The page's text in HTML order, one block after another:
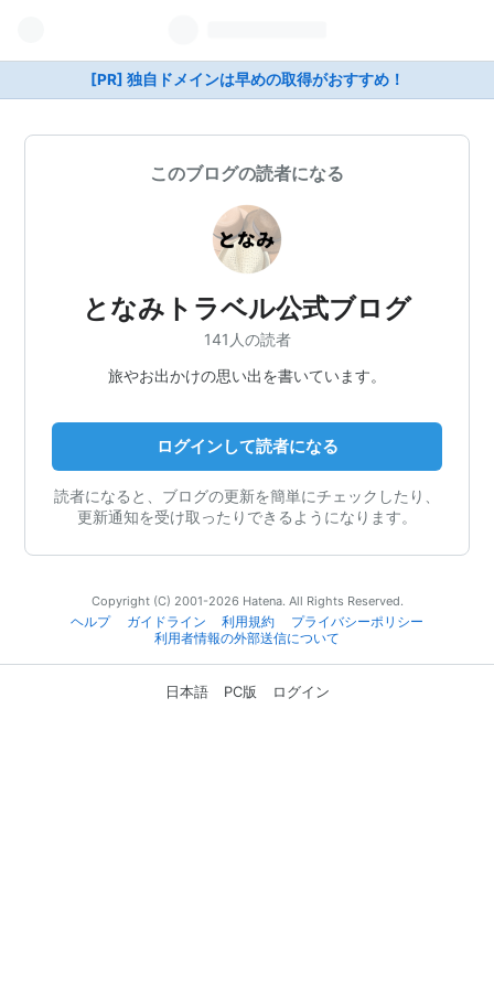
[PR] 独自ドメインは早めの取得がおすすめ！
このブログの読者になる
となみトラベル公式ブログ
141人の読者
旅やお出かけの思い出を書いています。
ログインして読者になる
読者になると、ブログの更新を簡単にチェックしたり、
更新通知を受け取ったりできるようになります。
Copyright (C) 2001-2026 Hatena. All Rights Reserved.
ヘルプ
ガイドライン 利用規約
プライバシーポリシー
利用者情報の外部送信について
日本語 PC版 ログイン